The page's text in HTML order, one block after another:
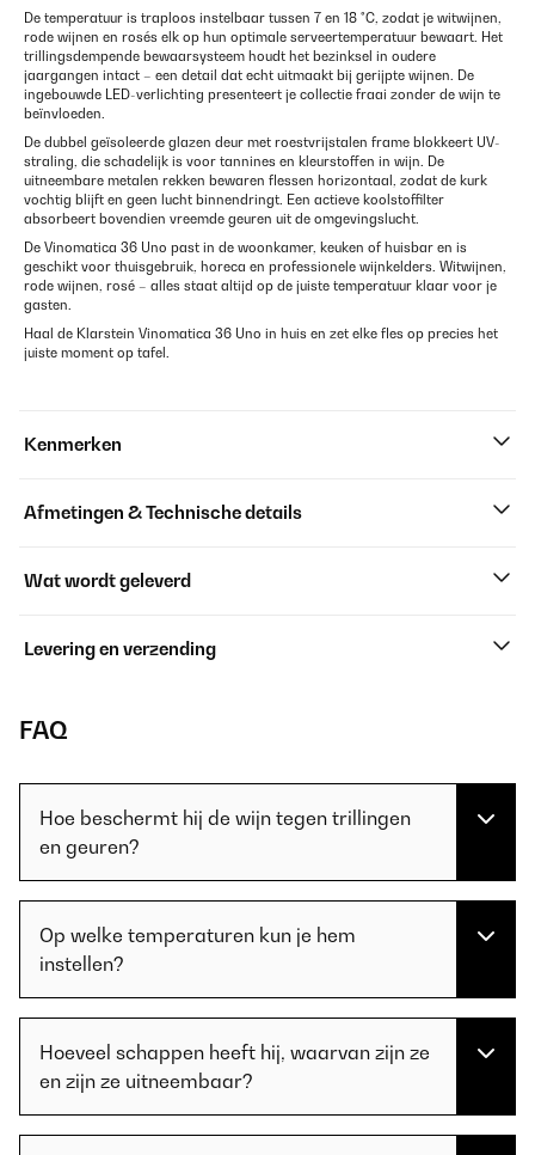
De temperatuur is traploos instelbaar tussen 7 en 18 °C, zodat je witwijnen,
rode wijnen en rosés elk op hun optimale serveertemperatuur bewaart. Het
trillingsdempende bewaarsysteem houdt het bezinksel in oudere
jaargangen intact – een detail dat echt uitmaakt bij gerijpte wijnen. De
ingebouwde LED-verlichting presenteert je collectie fraai zonder de wijn te
beïnvloeden.
De dubbel geïsoleerde glazen deur met roestvrijstalen frame blokkeert UV-
straling, die schadelijk is voor tannines en kleurstoffen in wijn. De
uitneembare metalen rekken bewaren flessen horizontaal, zodat de kurk
vochtig blijft en geen lucht binnendringt. Een actieve koolstoffilter
absorbeert bovendien vreemde geuren uit de omgevingslucht.
De Vinomatica 36 Uno past in de woonkamer, keuken of huisbar en is
geschikt voor thuisgebruik, horeca en professionele wijnkelders. Witwijnen,
rode wijnen, rosé – alles staat altijd op de juiste temperatuur klaar voor je
gasten.
Haal de Klarstein Vinomatica 36 Uno in huis en zet elke fles op precies het
juiste moment op tafel.
Kenmerken
Afmetingen & Technische details
Wat wordt geleverd
Levering en verzending
FAQ
Hoe beschermt hij de wijn tegen trillingen
en geuren?
Op welke temperaturen kun je hem
instellen?
Hoeveel schappen heeft hij, waarvan zijn ze
en zijn ze uitneembaar?